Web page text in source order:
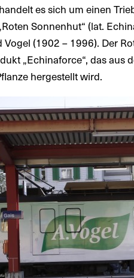
es sich um einen
Sonnenhut“ (lat.
(1902 – 1996). Der
„Echinaforce“, das
hergestellt wird.